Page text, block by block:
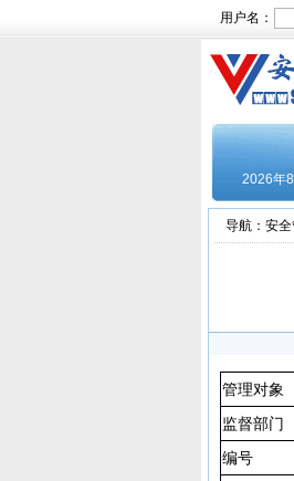
用户名：
导航： 安全
管理对象
监督部门
编号